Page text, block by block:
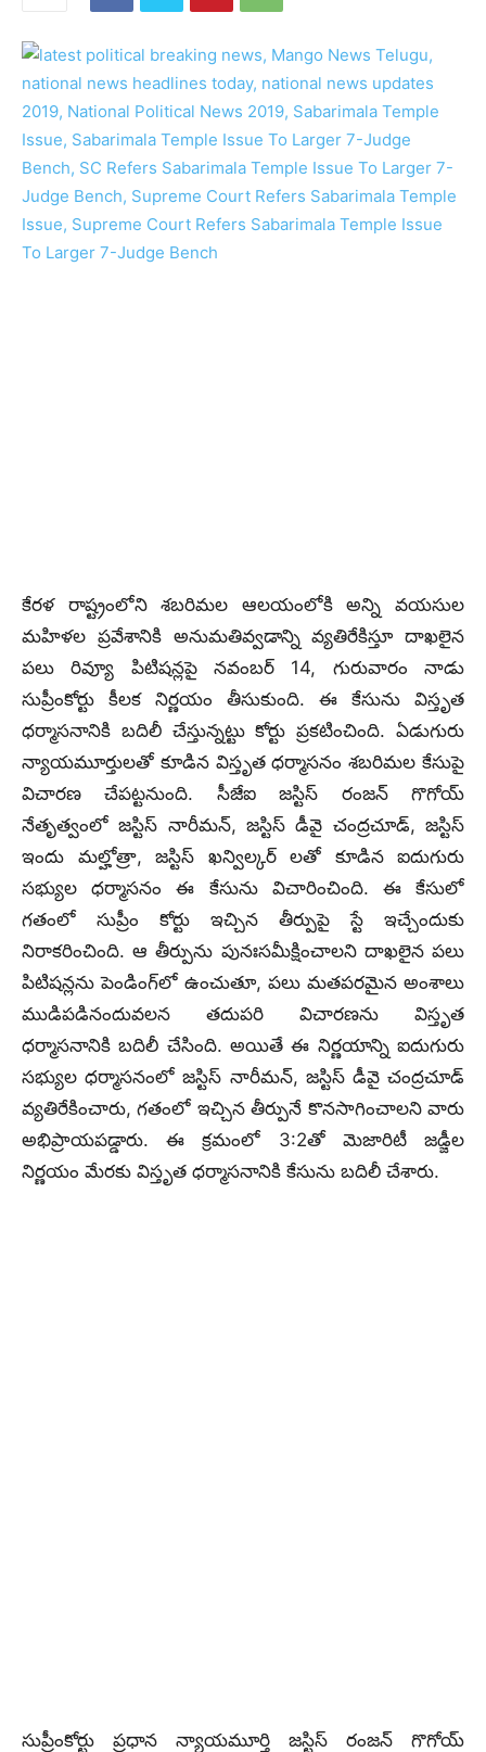
కేరళ రాష్ట్రంలోని శబరిమల ఆలయంలోకి అన్ని వయసుల
మహిళల ప్రవేశానికి అనుమతివ్వడాన్ని వ్యతిరేకిస్తూ దాఖలైన
పలు రివ్యూ పిటిషన్లపై నవంబర్ 14, గురువారం నాడు
సుప్రీంకోర్టు కీలక నిర్ణయం తీసుకుంది. ఈ కేసును విస్తృత
ధర్మాసనానికి బదిలీ చేస్తున్నట్టు కోర్టు ప్రకటించింది. ఏడుగురు
న్యాయమూర్తులతో కూడిన విస్తృత ధర్మాసనం శబరిమల కేసుపై
విచారణ చేపట్టనుంది. సీజేఐ జస్టిస్ రంజన్‌ గొగోయ్
నేతృత్వంలో జస్టిస్‌ నారీమన్‌, జస్టిస్ డీవై చంద్రచూడ్‌, జస్టిస్‌
ఇందు మల్హోత్రా, జస్టిస్‌ ఖన్విల్కర్‌ లతో కూడిన ఐదుగురు
సభ్యుల ధర్మాసనం ఈ కేసును విచారించింది. ఈ కేసులో
గతంలో సుప్రీం కోర్టు ఇచ్చిన తీర్పుపై స్టే ఇచ్చేందుకు
నిరాకరించింది. ఆ తీర్పును పునఃసమీక్షించాలని దాఖలైన పలు
పిటిషన్లను పెండింగ్‌లో ఉంచుతూ, పలు మతపరమైన అంశాలు
ముడిపడినందువలన తదుపరి విచారణను విస్తృత
ధర్మాసనానికి బదిలీ చేసింది. అయితే ఈ నిర్ణయాన్ని ఐదుగురు
సభ్యుల ధర్మాసనంలో జస్టిస్‌ నారీమన్, జస్టిస్‌ డీవై చంద్రచూడ్‌
వ్యతిరేకించారు, గతంలో ఇచ్చిన తీర్పునే కొనసాగించాలని వారు
అభిప్రాయపడ్డారు. ఈ క్రమంలో 3:2తో మెజారిటీ జడ్జీల
నిర్ణయం మేరకు విస్తృత ధర్మాసనానికి కేసును బదిలీ చేశారు.
సుప్రీంకోర్టు ప్రధాన న్యాయమూర్తి జస్టిస్‌ రంజన్ గొగోయ్